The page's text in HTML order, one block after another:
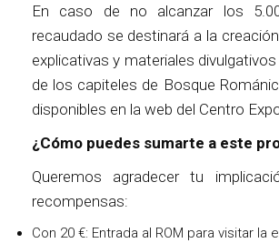
En caso de no alcanzar los
recaudado se destinará a la
explicativas y materiales
de los capiteles de Bosque
disponibles en la web del Centro
¿Cómo puedes sumarte a este
Queremos agradecer tu
recompensas:
Con 20 €: Entrada al ROM para visitar la